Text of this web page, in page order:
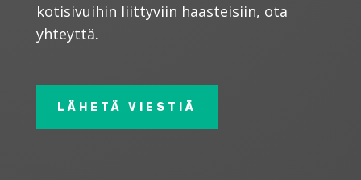
kotisivuihin liittyviin haasteisiin, ota
yhteyttä.
LÄHETÄ VIESTIÄ